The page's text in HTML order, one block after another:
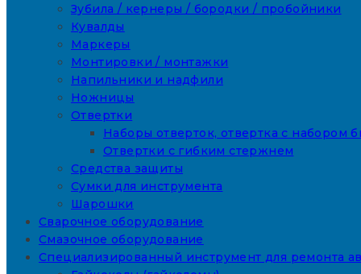
Зубила / кернеры / бородки / пробойники
Кувалды
Маркеры
Монтировки / монтажки
Напильники и надфили
Ножницы
Отвертки
Наборы отверток, отвертка с набором
Отвертки с гибким стержнем
Средства защиты
Сумки для инструмента
Шарошки
Сварочное оборудование
Смазочное оборудование
Специализированный инструмент для ремонта